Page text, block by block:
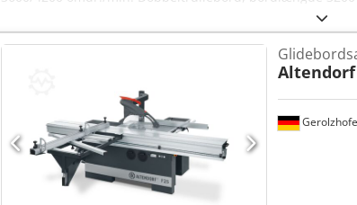
op til 3450 mm Maks. savklingediameter 315 mm, maks.
70 mm ved 45° Maskinhøjde 88 cm Bemærkning brugte
og mellemsalg. • Anførte priser gælder som
rengjort og funktionstestet. • Alle maskiner sælges som
Dgr Hsrsrf Køber har mulighed for at besigtige
form. (Forespørgsler besvares kun ved angivelse af din
Altendorf